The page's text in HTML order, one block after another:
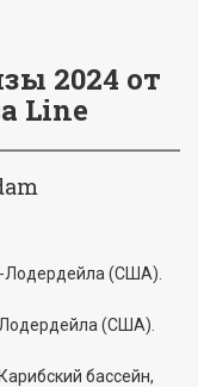
2024 от
Line
Лодердейла (США).
(США).
бассейн,